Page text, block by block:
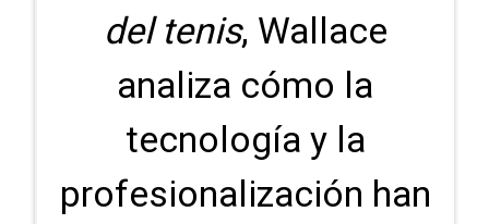
del tenis, Wallace
analiza cómo la
tecnología y la
profesionalización han